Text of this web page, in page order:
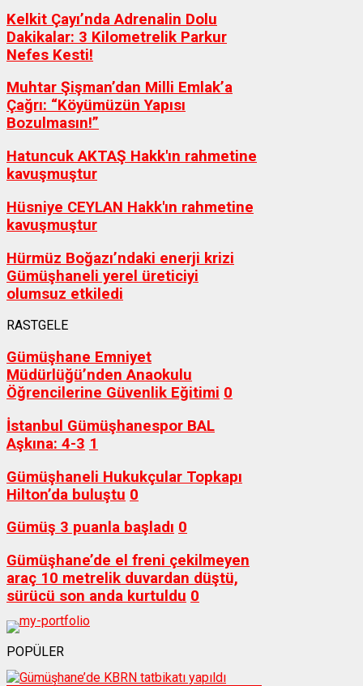
Kelkit Çayı’nda Adrenalin Dolu
Dakikalar: 3 Kilometrelik Parkur
Nefes Kesti!
Muhtar Şişman’dan Milli Emlak’a
Çağrı: “Köyümüzün Yapısı
Bozulmasın!”
Hatuncuk AKTAŞ Hakk'ın rahmetine
kavuşmuştur
Hüsniye CEYLAN Hakk'ın rahmetine
kavuşmuştur
Hürmüz Boğazı’ndaki enerji krizi
Gümüşhaneli yerel üreticiyi
olumsuz etkiledi
RASTGELE
Gümüşhane Emniyet
Müdürlüğü’nden Anaokulu
Öğrencilerine Güvenlik Eğitimi 0
İstanbul Gümüşhanespor BAL
Aşkına: 4-3 1
Gümüşhaneli Hukukçular Topkapı
Hilton’da buluştu 0
Gümüş 3 puanla başladı 0
Gümüşhane’de el freni çekilmeyen
araç 10 metrelik duvardan düştü,
sürücü son anda kurtuldu 0
POPÜLER